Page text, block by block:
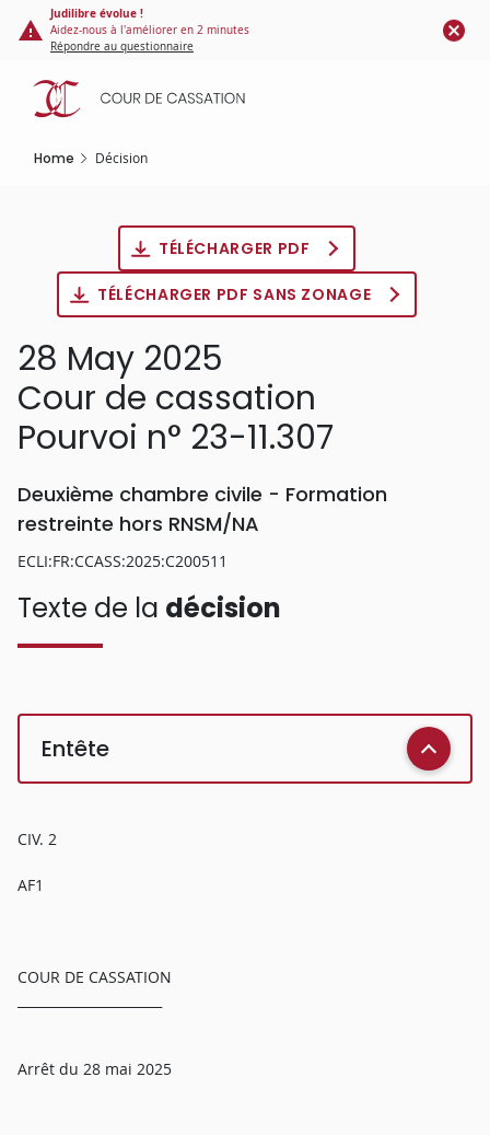
Cookies management panel
content
Judilibre évolue !
Aidez-nous à l'améliorer en 2 minutes
Répondre au questionnaire
Home Décision
TÉLÉCHARGER PDF
TÉLÉCHARGER PDF SANS ZONAGE
28 May 2025
Cour de cassation
Pourvoi n° 23-11.307
Deuxième chambre civile - Formation
restreinte hors RNSM/NA
ECLI:FR:CCASS:2025:C200511
Texte de la décision
Entête
CIV. 2
AF1
COUR DE CASSATION
Arrêt du 28 mai 2025